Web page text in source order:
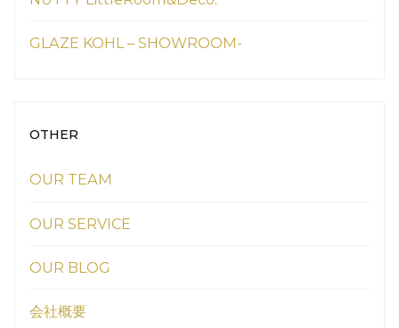
GLAZE KOHL – SHOWROOM-
OTHER
OUR TEAM
OUR SERVICE
OUR BLOG
会社概要